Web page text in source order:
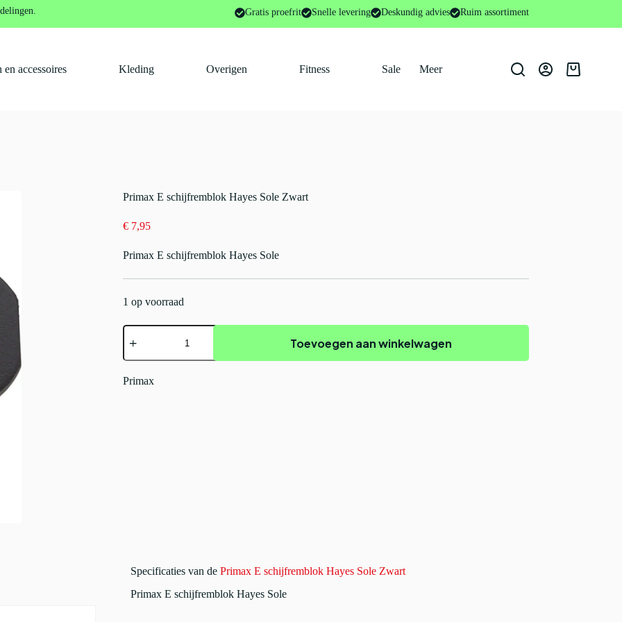
Gratis proefrit Snelle levering Deskundig advies Ruim assortiment
en accessoires Kleding Overigen Fitness Sale Meer
Primax E schijfremblok Hayes Sole Zwart
Primax E schijfremblok Hayes Sole Zwart
€7,95
Primax E schijfremblok Hayes Sole
1 op voorraad
Primax
Sole
Toevoegen aan winkelwagen
Primax
Specificaties van de Primax E schijfremblok Hayes Sole Zwart
Primax E schijfremblok Hayes Sole